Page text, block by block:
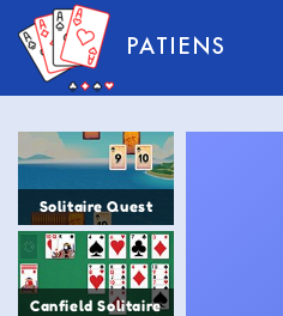
PATIENS
Solitaire Quest
Canfield Solitaire